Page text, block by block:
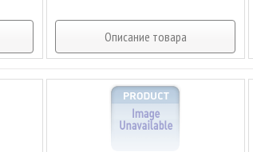
Описание товара